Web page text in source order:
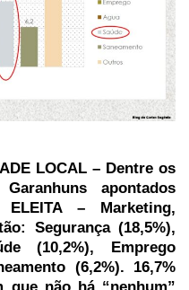
LOCAL – Dentre os
apontados
– Marketing,
Segurança (18,5%),
(10,2%), Emprego
(6,2%). 16,7%
que não há “nenhum”